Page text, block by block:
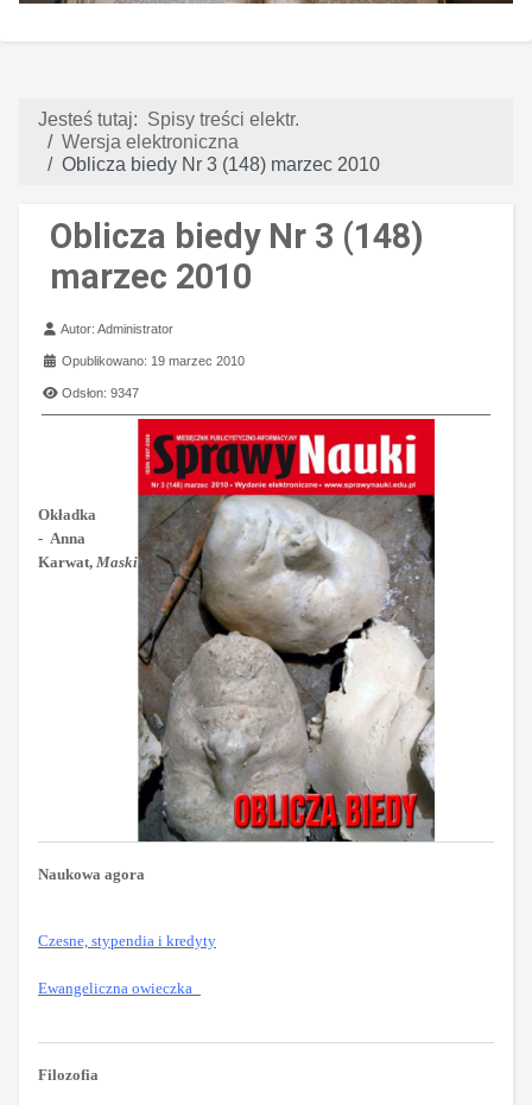
Jesteś tutaj: Spisy treści elektr.
Wersja elektroniczna
Oblicza biedy Nr 3 (148) marzec 2010
Oblicza biedy Nr 3 (148)
marzec 2010
Szczegóły
Autor:Administrator
Opublikowano: 19 marzec 2010
Odsłon: 9347
Okładka
- Anna
Karwat, Maski
Naukowa agora
Czesne, stypendia i kredyty
Ewangeliczna owieczka
Filozofia